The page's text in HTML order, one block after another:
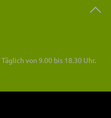
Täglich von 9.00 bis 18.30 Uhr.